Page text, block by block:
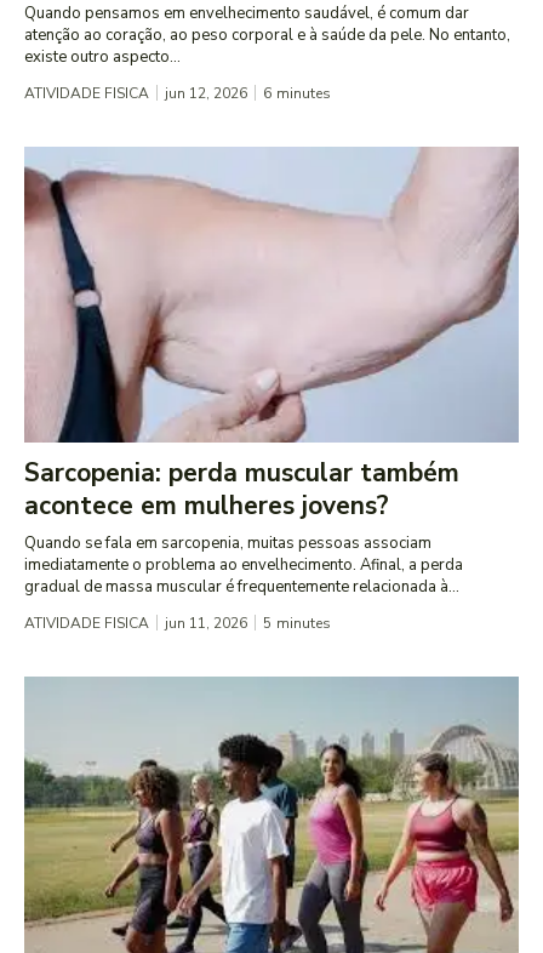
Quando pensamos em envelhecimento saudável, é comum dar
atenção ao coração, ao peso corporal e à saúde da pele. No entanto,
existe outro aspecto...
ATIVIDADE FISICA jun 12, 2026 6 minutes
Sarcopenia: perda muscular também
acontece em mulheres jovens?
Quando se fala em sarcopenia, muitas pessoas associam
imediatamente o problema ao envelhecimento. Afinal, a perda
gradual de massa muscular é frequentemente relacionada à...
ATIVIDADE FISICA jun 11, 2026 5 minutes